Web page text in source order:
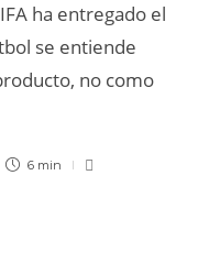
ha entregado el
se entiende
no como
6 min